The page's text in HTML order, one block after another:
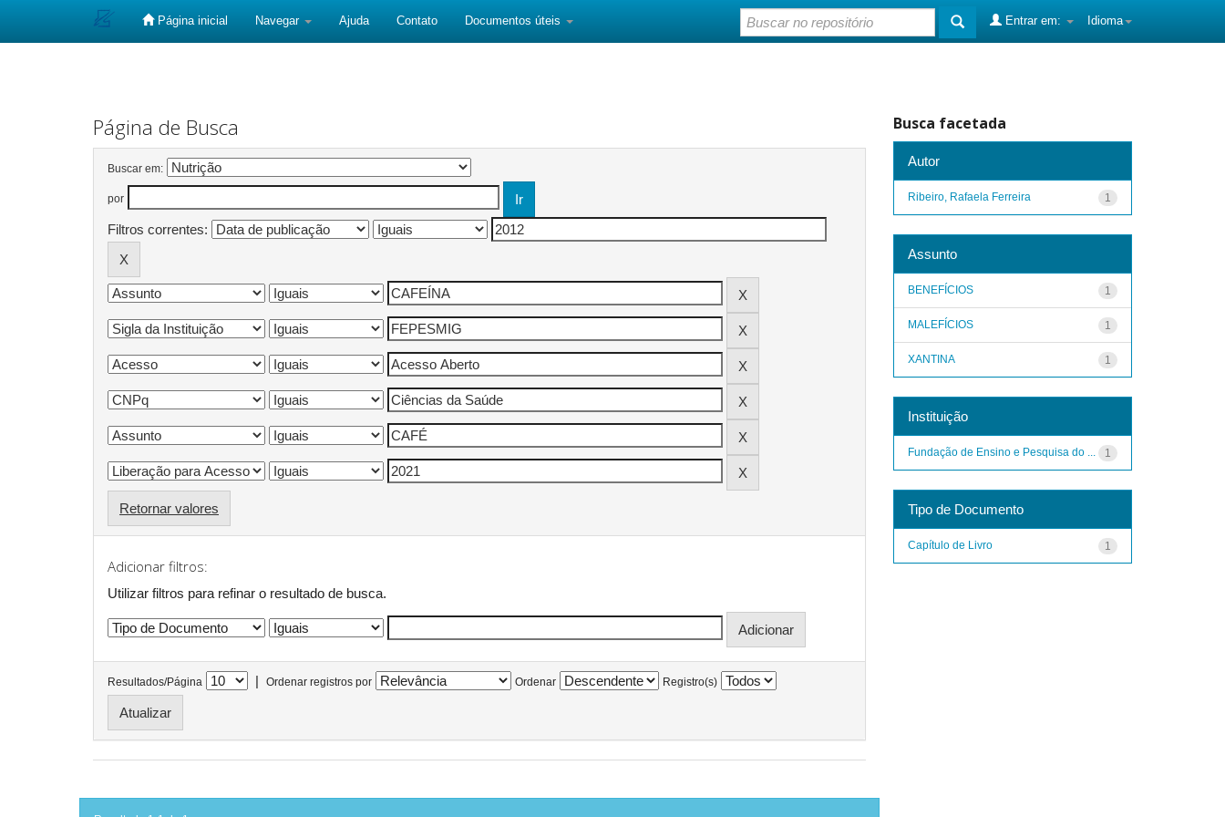
Página inicial Navegar Ajuda Contato Documentos úteis Idioma
Entrar em:
Página de Busca
Buscar em:
por
Filtros correntes:
Retornar valores
Adicionar filtros:
Utilizar filtros para refinar o resultado de busca.
Resultados/Página | Ordenar registros por Ordenar Registro(s)
Busca facetada
Autor
1
Ribeiro, Rafaela Ferreira
Assunto
1
BENEFÍCIOS
1
MALEFÍCIOS
1
XANTINA
Instituição
1
Fundação de Ensino e Pesquisa do ...
Tipo de Documento
1
Capítulo de Livro